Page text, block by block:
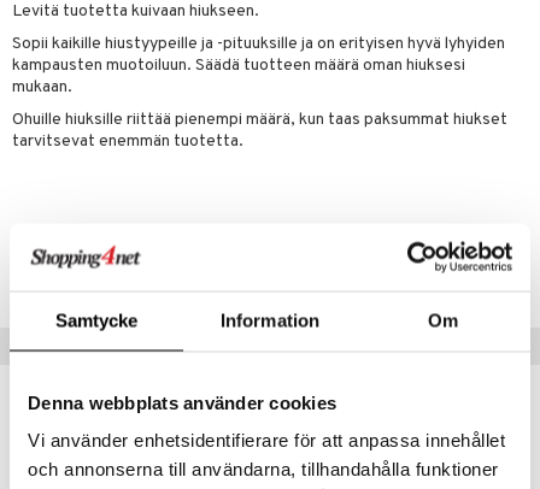
Samtycke Information Om
Denna webbplats använder cookies
Vi använder enhetsidentifierare för att anpassa innehållet
och annonserna till användarna, tillhandahålla funktioner
Levitä tuotetta kuivaan hiukseen.
Sopii kaikille hiustyypeille ja -pituuksille ja on erityisen hyvä lyhyiden
kampausten muotoiluun. Säädä tuotteen määrä oman hiuksesi
mukaan.
Ohuille hiuksille riittää pienempi määrä, kun taas paksummat hiukset
tarvitsevat enemmän tuotetta.
Tuotenumero
CLW71-4X-100-XX-XX
Päivävoide
poisto
hoito
tuotteet
poisto
hoito
10
Huulten Hoito
Happy For Men
& vastauksia